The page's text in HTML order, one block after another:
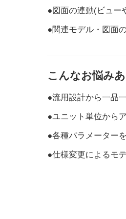
●図面の連動(ビュー
●関連モデル・図面
こんなお悩み
●流用設計から一品
●ユニット単位から
●各種パラメーター
●仕様変更によるモ